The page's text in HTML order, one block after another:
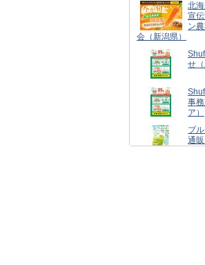
北
宣
ン
会（新潟県）
せ（
事
ア）
ブ
通販